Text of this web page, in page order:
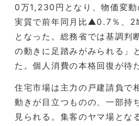
0万1,230円となり、物価変動
実質で前年同月比▲0.7％、2
となった。総務省では基調判
の動きに足踏みがみられる」
た。個人消費の本格回復が待
住宅市場は主力の戸建請負で
動きが目立つものの、一部持
見られる。集客のヤマ場とな